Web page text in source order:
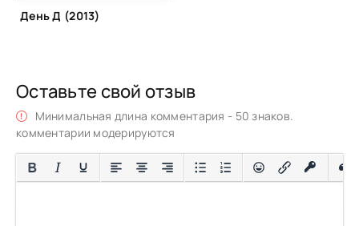
День Д (2013)
Оставьте свой отзыв
Минимальная длина комментария - 50 знаков.
комментарии модерируются